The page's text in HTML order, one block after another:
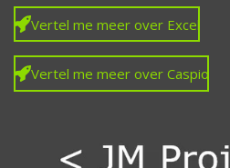
Vertel me meer over Excel
Vertel me meer over Caspio